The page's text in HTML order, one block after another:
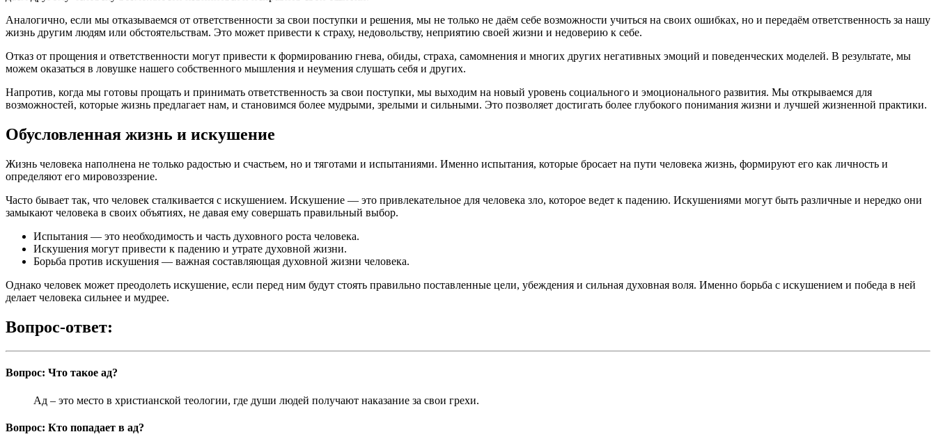
Аналогично, если мы отказываемся от ответственности за свои поступки и решения, мы не только не даём себе возможности учиться на своих ошибках, но и передаём ответственность за нашу
жизнь другим людям или обстоятельствам. Это может привести к страху, недовольству, неприятию своей жизни и недоверию к себе.
Отказ от прощения и ответственности могут привести к формированию гнева, обиды, страха, самомнения и многих других негативных эмоций и поведенческих моделей. В результате, мы
можем оказаться в ловушке нашего собственного мышления и неумения слушать себя и других.
Напротив, когда мы готовы прощать и принимать ответственность за свои поступки, мы выходим на новый уровень социального и эмоционального развития. Мы открываемся для
возможностей, которые жизнь предлагает нам, и становимся более мудрыми, зрелыми и сильными. Это позволяет достигать более глубокого понимания жизни и лучшей жизненной практики.
Обусловленная жизнь и искушение
Жизнь человека наполнена не только радостью и счастьем, но и тяготами и испытаниями. Именно испытания, которые бросает на пути человека жизнь, формируют его как личность и
определяют его мировоззрение.
Часто бывает так, что человек сталкивается с искушением. Искушение — это привлекательное для человека зло, которое ведет к падению. Искушениями могут быть различные и нередко они
замыкают человека в своих объятиях, не давая ему совершать правильный выбор.
Испытания — это необходимость и часть духовного роста человека.
Искушения могут привести к падению и утрате духовной жизни.
Борьба против искушения — важная составляющая духовной жизни человека.
Однако человек может преодолеть искушение, если перед ним будут стоять правильно поставленные цели, убеждения и сильная духовная воля. Именно борьба с искушением и победа в ней
делает человека сильнее и мудрее.
Вопрос-ответ:
Вопрос: Что такое ад?
Ад – это место в христианской теологии, где души людей получают наказание за свои грехи.
Вопрос: Кто попадает в ад?